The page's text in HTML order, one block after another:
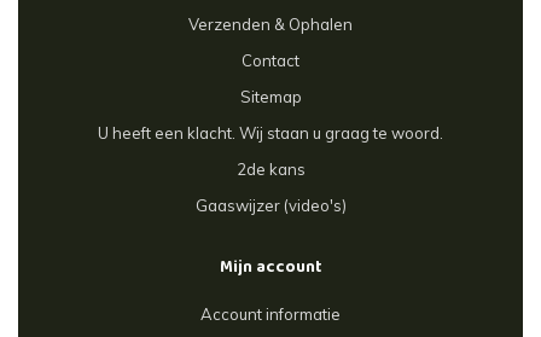
Verzenden & Ophalen
Contact
Sitemap
U heeft een klacht. Wij staan u graag te woord.
2de kans
Gaaswijzer (video's)
Mijn account
Account informatie